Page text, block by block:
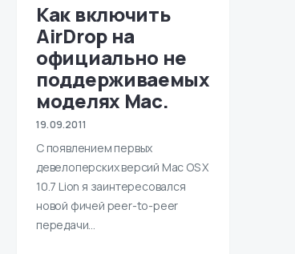
Как включить
AirDrop на
официально не
поддерживаемых
моделях Mac.
19.09.2011
С появлением первых
девелоперских версий Mac OS X
10.7 Lion я заинтересовался
новой фичей peer-to-peer
передачи…